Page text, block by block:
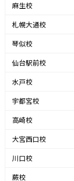
麻生校
札幌大通校
琴似校
仙台駅前校
水戸校
宇都宮校
高崎校
大宮西口校
川口校
蕨校